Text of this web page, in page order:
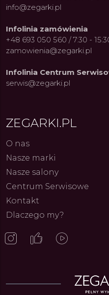
i Dostępny Luksus z
27.07.2026
info@zegarki.pl
Infolinia zamówienia
+48 693 050 560 / 7:30 -
zamowienia@zegarki.pl
Infolinia Centrum
serwis@zegarki.pl
ZEGARKI.PL
O nas
Nasze marki
Nasze salony
Centrum Serwisowe
Kontakt
Dlaczego my?